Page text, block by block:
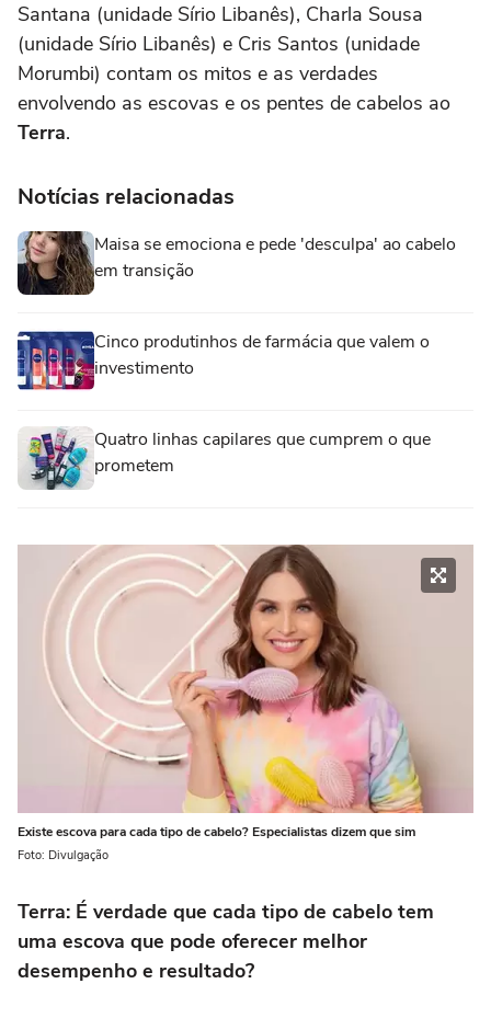
Santana (unidade Sírio Libanês), Charla Sousa
(unidade Sírio Libanês) e Cris Santos (unidade
Morumbi) contam os mitos e as verdades
envolvendo as escovas e os pentes de cabelos ao
Terra.
Notícias relacionadas
Maisa se emociona e pede 'desculpa' ao cabelo
em transição
Cinco produtinhos de farmácia que valem o
investimento
Quatro linhas capilares que cumprem o que
prometem
Existe escova para cada tipo de cabelo? Especialistas dizem que sim
Foto: Divulgação
Terra: É verdade que cada tipo de cabelo tem
uma escova que pode oferecer melhor
desempenho e resultado?